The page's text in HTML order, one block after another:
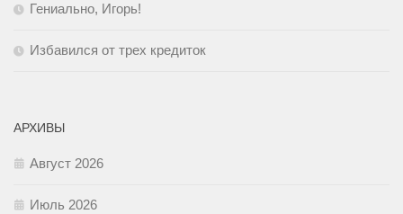
Гениально, Игорь!
Избавился от трех кредиток
АРХИВЫ
Август 2026
Июль 2026